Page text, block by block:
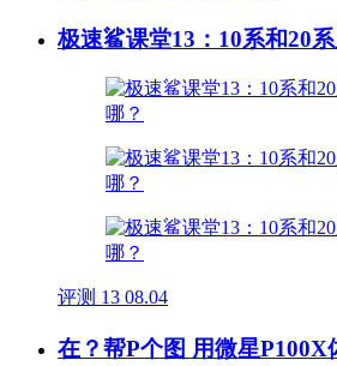
极速鲨课堂13：10系和20
评测 13 08.04
在？帮P个图 用微星P100X